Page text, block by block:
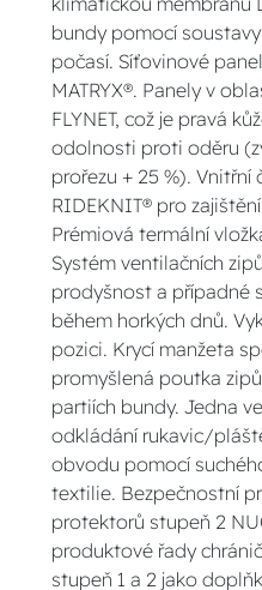
bundy pomocí
počasí. Síťovinové
MATRYX®. Panely v
FLYNET, což je pravá
odolnosti proti oděru
prořezu + 25 %).
RIDEKNIT® pro
Prémiová termální
Systém ventilačních
prodyšnost a případné
během horkých dnů.
pozici. Krycí manžeta
promyšlená poutka
partiích bundy. Jedna
odkládání rukavic/
obvodu pomocí
textilie. Bezpečnostní
protektorů stupeň 2
produktové řady
stupeň 1 a 2 jako